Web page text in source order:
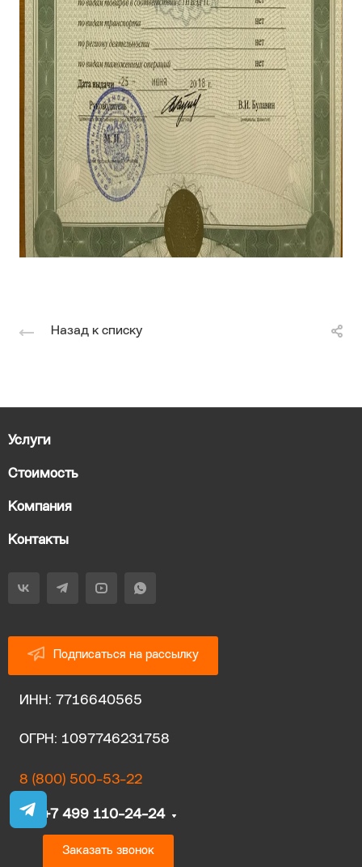
Назад к списку
Услуги
Стоимость
Компания
Контакты
Подписаться на рассылку
ИНН: 7716640565
ОГРН: 1097746231758
8 (800) 500-53-22
+7 499 110-24-24
Заказать звонок